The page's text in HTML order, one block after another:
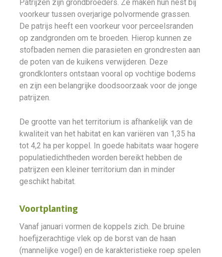
Patrijzen zijn grondbroeders. Ze maken hun nest bij
voorkeur tussen overjarige polvormende grassen.
De patrijs heeft een voorkeur voor perceelsranden
op zandgronden om te broeden. Hierop kunnen ze
stofbaden nemen die parasieten en grondresten aan
de poten van de kuikens verwijderen. Deze
grondklonters ontstaan vooral op vochtige bodems
en zijn een belangrijke doodsoorzaak voor de jonge
patrijzen.
De grootte van het territorium is afhankelijk van de
kwaliteit van het habitat en kan variëren van 1,35 ha
tot 4,2 ha per koppel. In goede habitats waar hogere
populatiedichtheden worden bereikt hebben de
patrijzen een kleiner territorium dan in minder
geschikt habitat.
Voortplanting
Vanaf januari vormen de koppels zich. De bruine
hoefijzerachtige vlek op de borst van de haan
(mannelijke vogel) en de karakteristieke roep spelen